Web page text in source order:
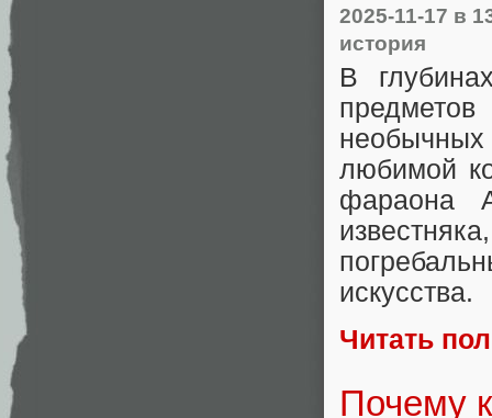
2025-11-17 в
история
В
любимой
фараона
искусства.
Читать
Почему